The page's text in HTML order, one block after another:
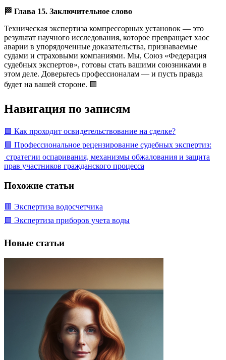
🏁 Глава 15. Заключительное слово
Техническая экспертиза компрессорных установок — это
результат научного исследования, которое превращает хаос
аварии в упорядоченные доказательства, признаваемые
судами и страховыми компаниями. Мы, Союз «Федерация
судебных экспертов», готовы стать вашими союзниками в
этом деле. Доверьтесь профессионалам — и пусть правда
будет на вашей стороне. 🟩
Навигация по записям
🟩 Как проходит освидетельствование на сделке?
🟩 Профессиональное рецензирование судебных экспертиз:
стратегии оспаривания, механизмы обжалования и защита
прав участников гражданского процесса
Похожие статьи
🟥 Экспертиза водосчетчика
🟩 Экспертиза приборов учета воды
Новые статьи